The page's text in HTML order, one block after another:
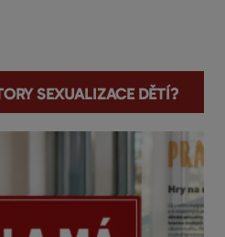
sexualizace dětí?